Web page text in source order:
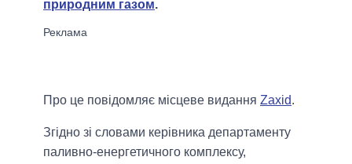
природним газом.
Про це повідомляє місцеве видання Zaxid.
Згідно зі словами керівника департаменту
паливно-енергетичного комплексу,